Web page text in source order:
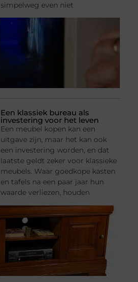
simpelweg even niet
Een klassiek bureau als
investering voor het leven
Een meubel kopen kan een
uitgave zijn, maar het kan ook
een investering worden, en dat
laatste geldt zeker voor klassieke
meubels. Waar goedkope kasten
en tafels na een paar jaar hun
waarde verliezen, houden